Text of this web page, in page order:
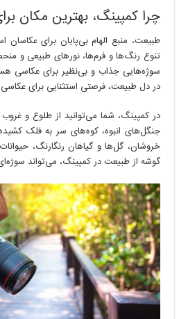
چرا کمپینگ، بهترین مکان
طبیعت، منبع الهام بی‌پایان برای
تنوع رنگ‌ها و فرم‌ها، نورهای طبیعی و
سوژه‌هایی جذاب و بی‌نظیر برای عکاسی
در دل طبیعت، فرصتی استثنایی برای
در کمپینگ، شما می‌توانید از طلوع و
جنگل‌های انبوه، کوه‌های سر به فلک
خروشان، گل‌ها و گیاهان رنگارنگ،
گوشه از طبیعت در کمپینگ، می‌تواند